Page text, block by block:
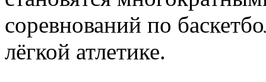
соревнований по
лёгкой атлетике.